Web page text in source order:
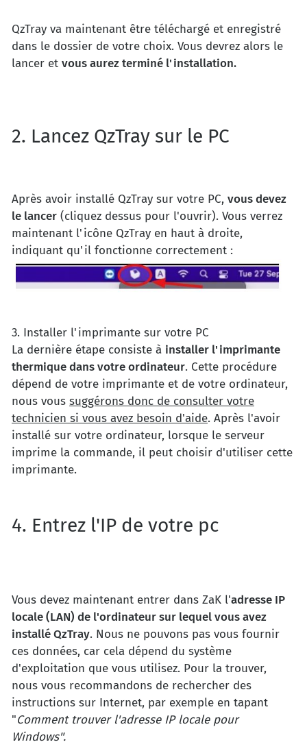
QzTray va maintenant être téléchargé et enregistré
dans le dossier de votre choix. Vous devrez alors le
lancer et vous aurez terminé l'installation.
2. Lancez QzTray sur le PC
Après avoir installé QzTray sur votre PC, vous devez
le lancer (cliquez dessus pour l'ouvrir). Vous verrez
maintenant l'icône QzTray en haut à droite,
indiquant qu'il fonctionne correctement :
3. Installer l'imprimante sur votre PC
La dernière étape consiste à installer l'imprimante
thermique dans votre ordinateur. Cette procédure
dépend de votre imprimante et de votre ordinateur,
nous vous suggérons donc de consulter votre
technicien si vous avez besoin d'aide. Après l'avoir
installé sur votre ordinateur, lorsque le serveur
imprime la commande, il peut choisir d'utiliser cette
imprimante.
4. Entrez l'IP de votre pc
Vous devez maintenant entrer dans ZaK l'adresse IP
locale (LAN) de l'ordinateur sur lequel vous avez
installé QzTray. Nous ne pouvons pas vous fournir
ces données, car cela dépend du système
d'exploitation que vous utilisez. Pour la trouver,
nous vous recommandons de rechercher des
instructions sur Internet, par exemple en tapant
"Comment trouver l'adresse IP locale pour
Windows".